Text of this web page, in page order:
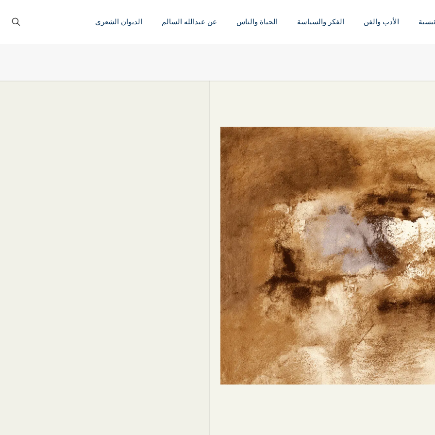
الأدب والفن الفكر والسياسة الحياة والناس عن عبدالله السالم الديوان الشعري